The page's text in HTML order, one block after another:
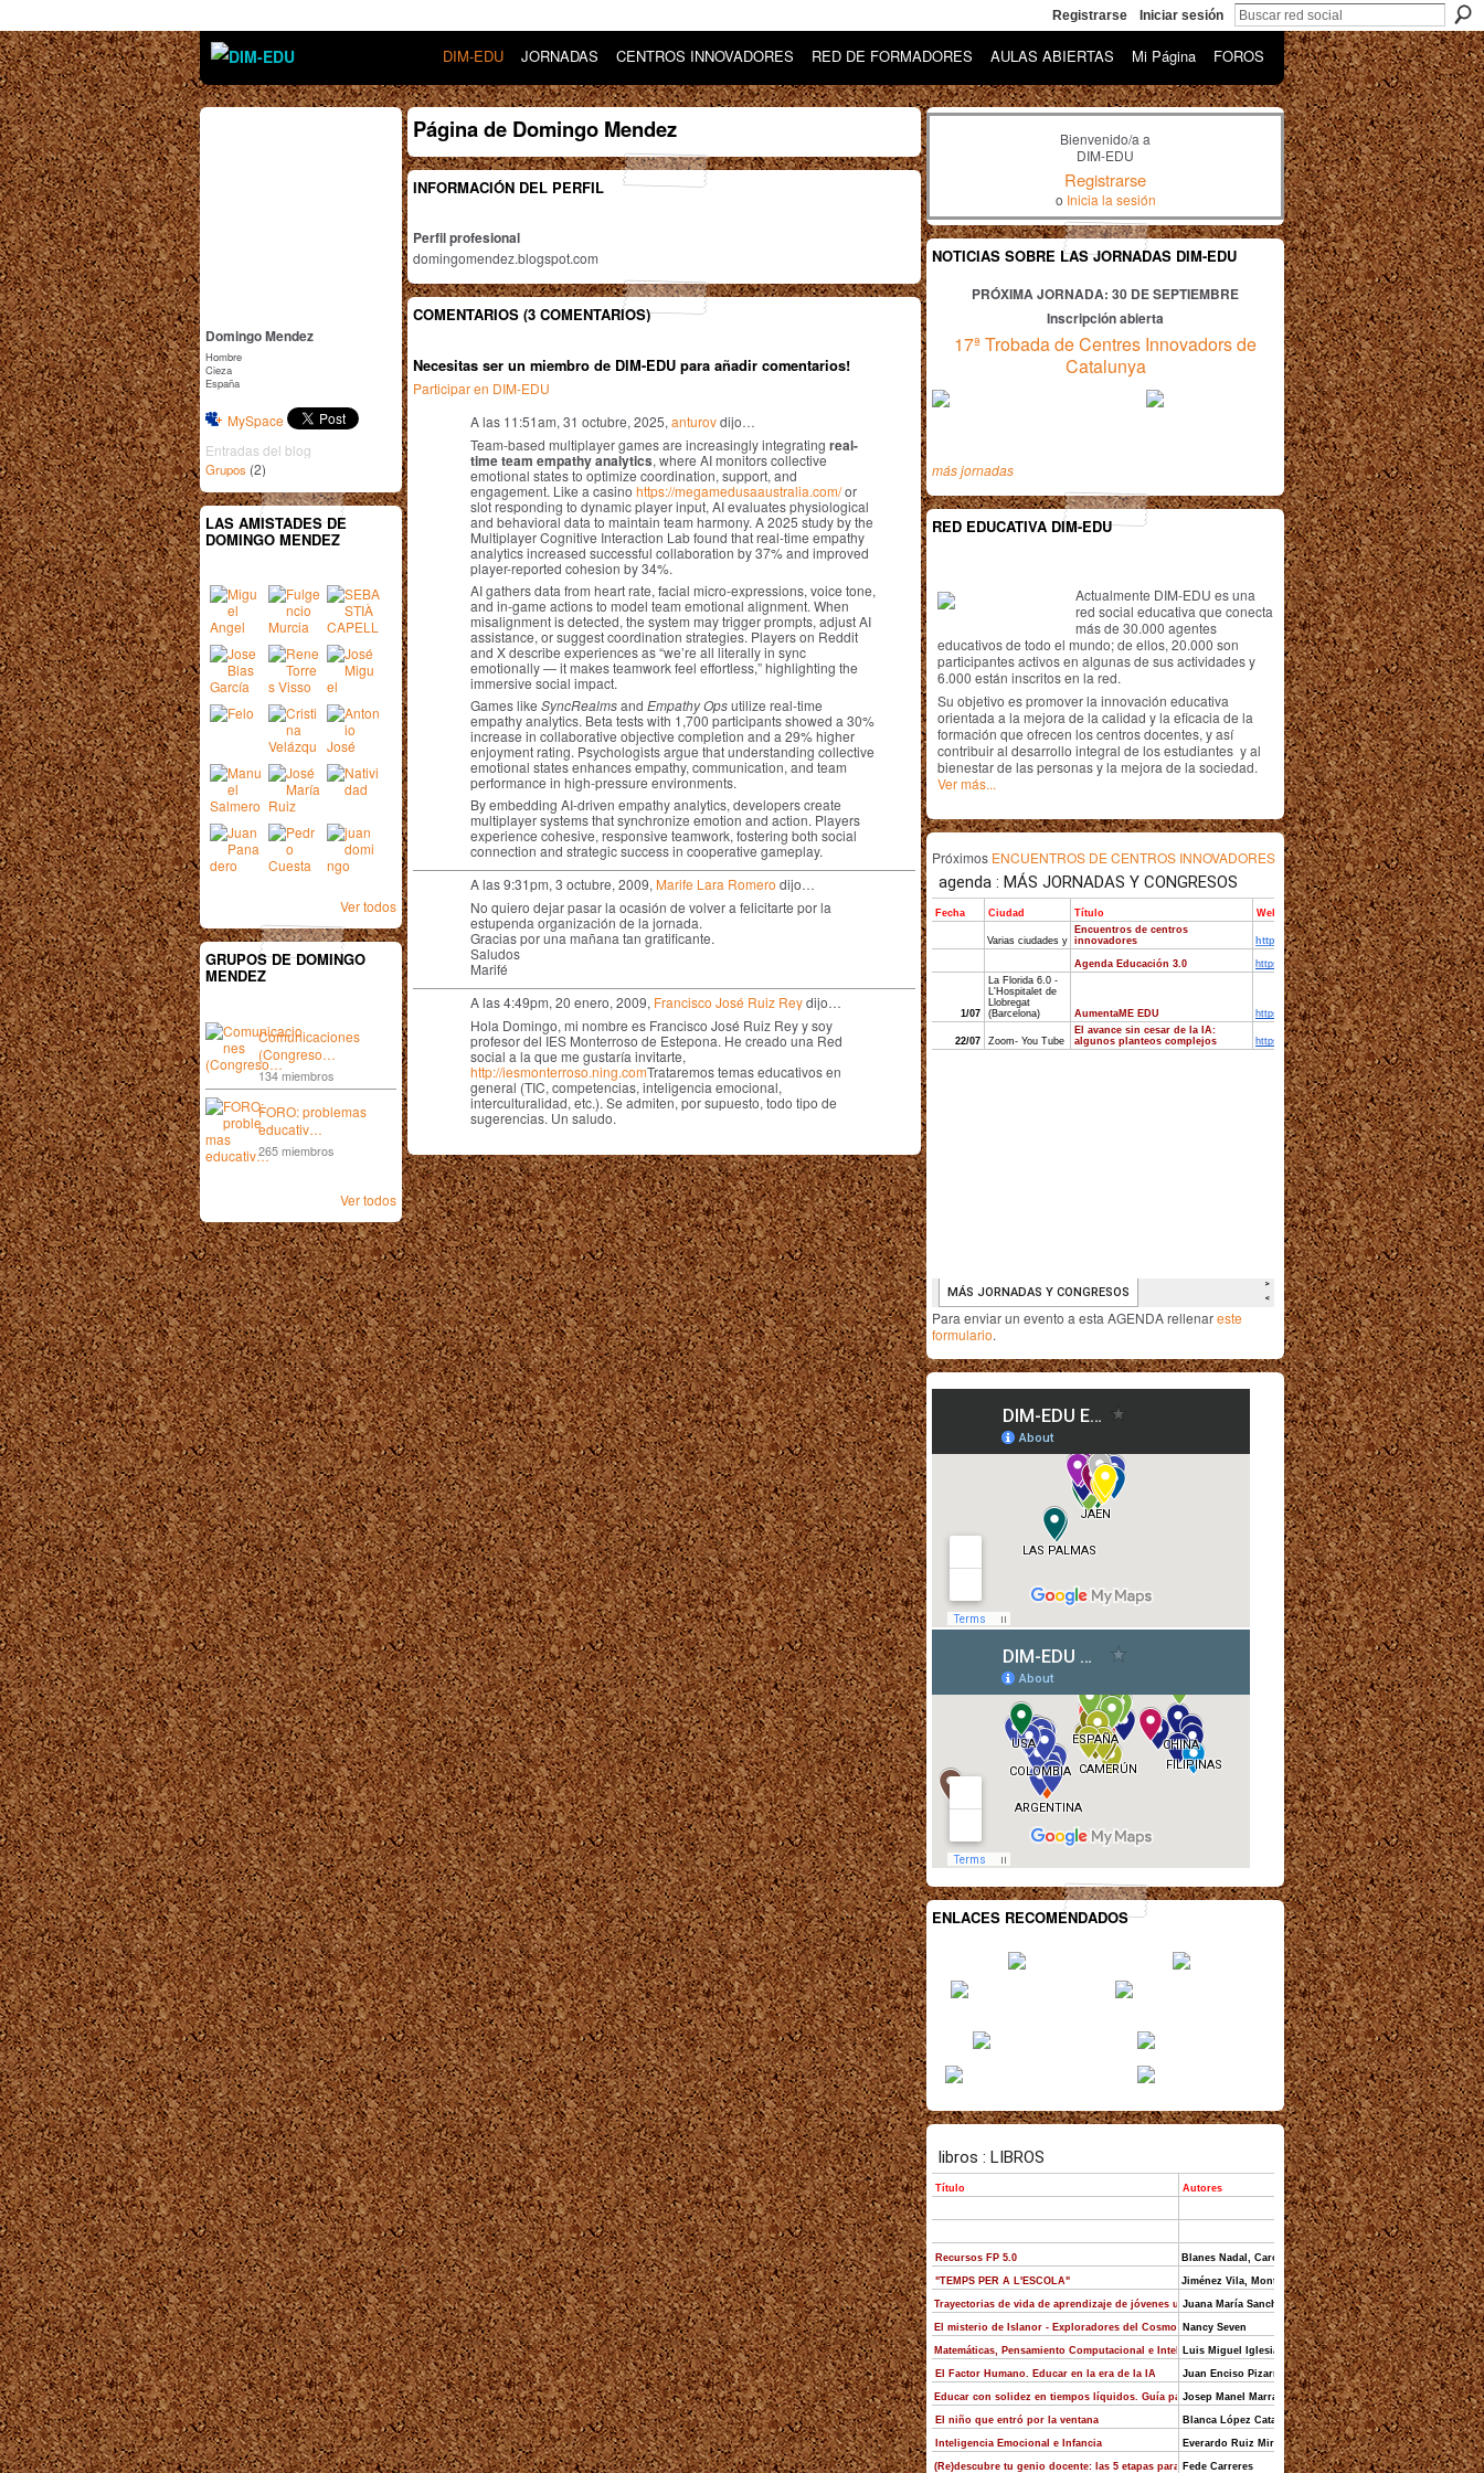
Registrarse Iniciar sesión
DIM-EDU JORNADAS CENTROS INNOVADORES RED DE FORMADORES AULAS ABIERTAS Mi Página FOROS
Domingo Mendez
Hombre
Cieza
España
MySpace
Entradas del blog
Grupos (2)
LAS AMISTADES DE
DOMINGO MENDEZ
Ver todos
GRUPOS DE DOMINGO
MENDEZ
Comunicaciones
(Congreso…
134 miembros
FORO: problemas
educativ…
265 miembros
Ver todos
Página de Domingo Mendez
INFORMACIÓN DEL PERFIL
Perfil profesional
domingomendez.blogspot.com
COMENTARIOS (3 COMENTARIOS)
Necesitas ser un miembro de DIM-EDU para añadir comentarios!
Participar en DIM-EDU
A las 11:51am, 31 octubre, 2025, anturovdijo…
Team-based multiplayer games are increasingly integrating real-
time team empathy analytics, where AI monitors collective
emotional states to optimize coordination, support, and
engagement. Like a casino https://megamedusaaustralia.com/or
slot responding to dynamic player input, AI evaluates physiological
and behavioral data to maintain team harmony. A 2025 study by the
Multiplayer Cognitive Interaction Lab found that real-time empathy
analytics increased successful collaboration by 37% and improved
player-reported cohesion by 34%.
AI gathers data from heart rate, facial micro-expressions, voice tone,
and in-game actions to model team emotional alignment. When
misalignment is detected, the system may trigger prompts, adjust AI
assistance, or suggest coordination strategies. Players on Reddit
and X describe experiences as “we’re all literally in sync
emotionally — it makes teamwork feel effortless,” highlighting the
immersive social impact.
Games like SyncRealmsand Empathy Opsutilize real-time
empathy analytics. Beta tests with 1,700 participants showed a 30%
increase in collaborative objective completion and a 29% higher
enjoyment rating. Psychologists argue that understanding collective
emotional states enhances empathy, communication, and team
performance in high-pressure environments.
By embedding AI-driven empathy analytics, developers create
multiplayer systems that synchronize emotion and action. Players
experience cohesive, responsive teamwork, fostering both social
connection and strategic success in cooperative gameplay.
A las 9:31pm, 3 octubre, 2009, Marife Lara Romero dijo…
No quiero dejar pasar la ocasión de volver a felicitarte por la
estupenda organización de la jornada.
Gracias por una mañana tan gratificante.
Saludos
Marifé
A las 4:49pm, 20 enero, 2009, Francisco José Ruiz Reydijo…
Hola Domingo, mi nombre es Francisco José Ruiz Rey y soy
profesor del IES Monterroso de Estepona. He creado una Red
social a la que me gustaría invitarte,
http://iesmonterroso.ning.comTrataremos temas educativos en
general (TIC, competencias, inteligencia emocional,
interculturalidad, etc.). Se admiten, por supuesto, todo tipo de
sugerencias. Un saludo.
Bienvenido/a a
DIM-EDU
Registrarse
o Inicia la sesión
NOTICIAS SOBRE LAS JORNADAS DIM-EDU
PRÓXIMA JORNADA: 30 DE SEPTIEMBRE
Inscripción abierta
17ª Trobada de Centres Innovadors de
Catalunya
más jornadas
RED EDUCATIVA DIM-EDU
Actualmente DIM-EDU es una
red social educativa que conecta
más de 30.000 agentes
educativos de todo el mundo; de ellos, 20.000 son
participantes activos en algunas de sus actividades y
6.000 están inscritos en la red.
Su objetivo es promover la innovación educativa
orientada a la mejora de la calidad y la eficacia de la
formación que ofrecen los centros docentes, y así
contribuir al desarrollo integral de los estudiantes y al
bienestar de las personas y la mejora de la sociedad.
Ver más...
Próximos ENCUENTROS DE CENTROS INNOVADORES
Para enviar un evento a esta AGENDA rellenareste
formulario.
ENLACES RECOMENDADOS